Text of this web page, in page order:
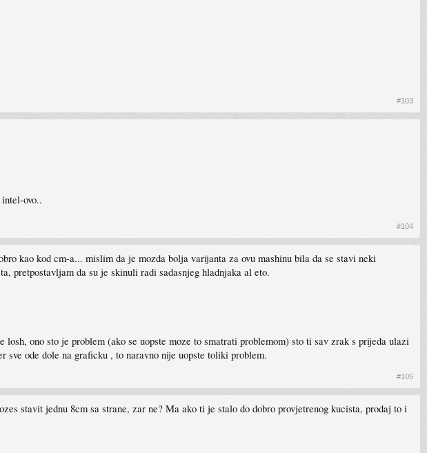
#103
ovo..
#104
kao kod cm-a... mislim da je mozda bolja varijanta za ovu mashinu bila da se stavi neki
pretpostavljam da su je skinuli radi sadasnjeg hladnjaka al eto.
ono sto je problem (ako se uopste moze to smatrati problemom) sto ti sav zrak s prijeda ulazi
ode dole na graficku , to naravno nije uopste toliki problem.
#105
stavit jednu 8cm sa strane, zar ne? Ma ako ti je stalo do dobro provjetrenog kucista, prodaj to i